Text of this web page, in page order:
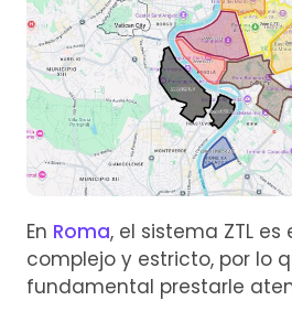
En Roma, el sistema ZTL
complejo y estricto, por lo
fundamental prestarle